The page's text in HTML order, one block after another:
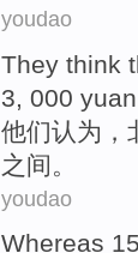
youdao
They think
3, 000 yuan
他们认为 ，
之间 。
youdao
Whereas 15